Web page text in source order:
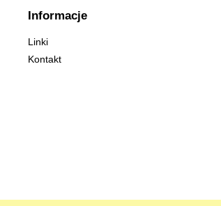
Informacje
Linki
Kontakt